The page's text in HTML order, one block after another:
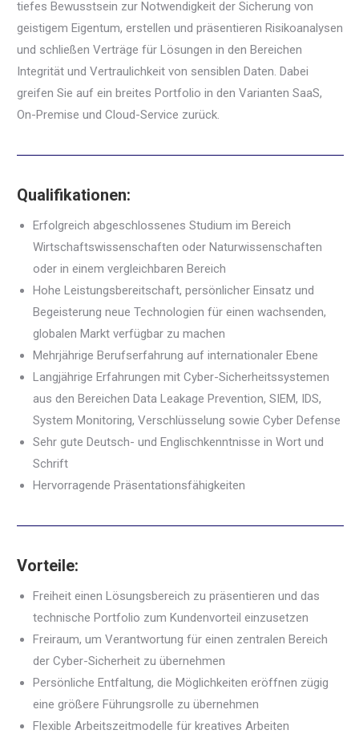
tiefes Bewusstsein zur Notwendigkeit der Sicherung von
geistigem Eigentum, erstellen und präsentieren Risikoanalysen
und schließen Verträge für Lösungen in den Bereichen
Integrität und Vertraulichkeit von sensiblen Daten. Dabei
greifen Sie auf ein breites Portfolio in den Varianten SaaS,
On-Premise und Cloud-Service zurück.
Qualifikationen:
Erfolgreich abgeschlossenes Studium im Bereich
Wirtschaftswissenschaften oder Naturwissenschaften
oder in einem vergleichbaren Bereich
Hohe Leistungsbereitschaft, persönlicher Einsatz und
Begeisterung neue Technologien für einen wachsenden,
globalen Markt verfügbar zu machen
Mehrjährige Berufserfahrung auf internationaler Ebene
Langjährige Erfahrungen mit Cyber-Sicherheitssystemen
aus den Bereichen Data Leakage Prevention, SIEM, IDS,
System Monitoring, Verschlüsselung sowie Cyber Defense
Sehr gute Deutsch- und Englischkenntnisse in Wort und
Schrift
Hervorragende Präsentationsfähigkeiten
Vorteile:
Freiheit einen Lösungsbereich zu präsentieren und das
technische Portfolio zum Kundenvorteil einzusetzen
Freiraum, um Verantwortung für einen zentralen Bereich
der Cyber-Sicherheit zu übernehmen
Persönliche Entfaltung, die Möglichkeiten eröffnen zügig
eine größere Führungsrolle zu übernehmen
Flexible Arbeitszeitmodelle für kreatives Arbeiten